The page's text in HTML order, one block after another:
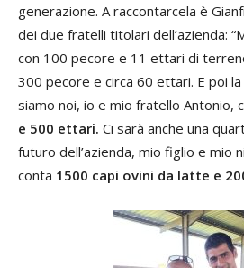
generazione. A raccontarcela è
dei due fratelli titolari dell’azienda:
con 100 pecore e 11 ettari di
300 pecore e circa 60 ettari. E poi
siamo noi, io e mio fratello Antonio,
e 500 ettari. Ci sarà anche una
futuro dell’azienda, mio figlio e mio
conta 1500 capi ovini da latte e